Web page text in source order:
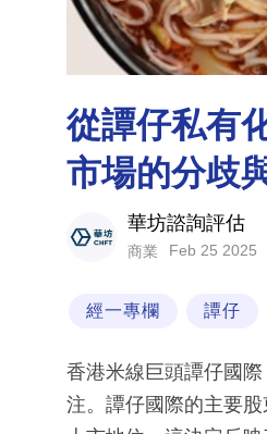
從譚仔私有
市場的分歧
華坊諮詢評估
商業 Feb 25 2025
經一專欄 譚仔
香港米線巨頭譚仔國
注。譚仔國際的主要